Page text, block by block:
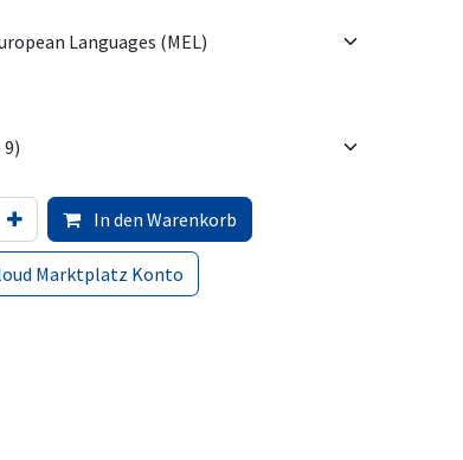
In den Warenkorb
Marktplatz Konto